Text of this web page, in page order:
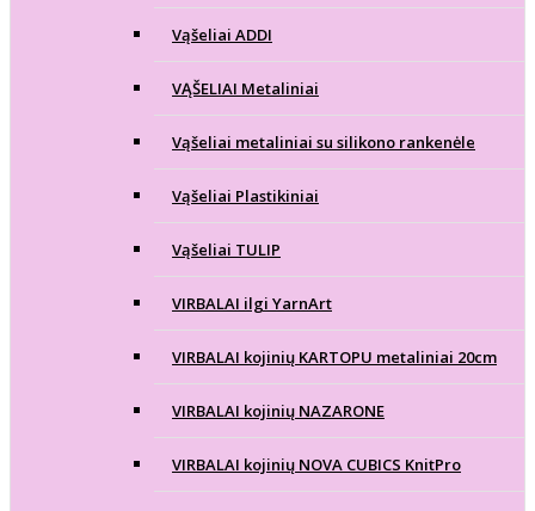
Vąšeliai ADDI
VĄŠELIAI Metaliniai
Vąšeliai metaliniai su silikono rankenėle
Vąšeliai Plastikiniai
Vąšeliai TULIP
VIRBALAI ilgi YarnArt
VIRBALAI kojinių KARTOPU metaliniai 20cm
VIRBALAI kojinių NAZARONE
VIRBALAI kojinių NOVA CUBICS KnitPro